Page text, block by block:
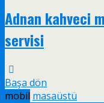
Adnan kahveci
servisi
Başa dön
mobil masaüstü